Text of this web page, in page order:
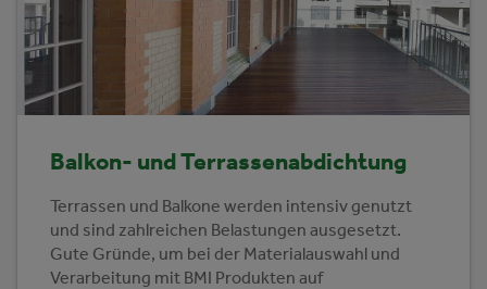
Balkon- und Terrassenabdichtung
Terrassen und Balkone werden intensiv genutzt
und sind zahlreichen Belastungen ausgesetzt.
Gute Gründe, um bei der Materialauswahl und
Verarbeitung mit BMI Produkten auf